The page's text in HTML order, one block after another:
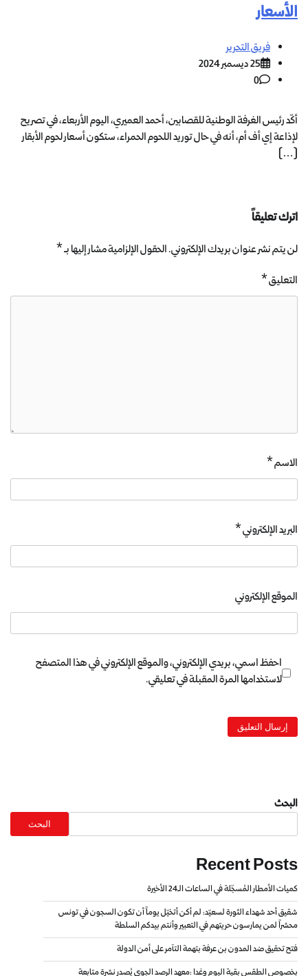
الأسعار
فريق التحرير
25 ديسمبر 2024
0
أكّد رئيس الغرفة الوطنية للقصابين، أحمد العميري، اليوم الأربعاء، في تصريح
لإذاعة إي أف أم، أنه في حال توريد اللحوم الحمراء، ستكون أسعار لحوم الأبقار
[…]
اترك تعليقاً
لن يتم نشر عنوان بريدك الإلكتروني.الحقول الإلزامية مشار إليها بـ*
التعليق*
الاسم*
البريد الإلكتروني*
الموقع الإلكتروني
احفظ اسمي، بريدي الإلكتروني، والموقع الإلكتروني في هذا المتصفح
لاستخدامها المرة المقبلة في تعليقي.
البحث
البحث
Recent Posts
كميات الأمطار المُسجّلة في الساعات الـ24 الأخيرة
شقيق أحد شهداء الثورة لسعيّد: لم أكن أتخيّل يوماً أن تكون السجون في تونس
محشراً لمن يمارسون حريتهم في التعبير وأنتم بيدكم السلطة
فتح تحقيق ضد المدون بن عرفة بتهمة التآمر على أمن الدولة
بخصوص الطقس بقية اليوم وغدا :معهد الرصد الجوي يُصدر نشرة متابعة